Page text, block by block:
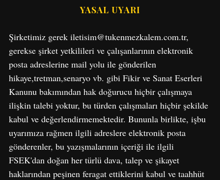
YASAL UYARI
Şirketimiz gerek iletisim@tukenmezkalem.com.tr,
gerekse şirket yetkilileri ve çalışanlarının elektronik
posta adreslerine mail yolu ile gönderilen
hikaye,tretman,senaryo vb. gibi Fikir ve Sanat Eserleri
Kanunu bakımından hak doğurucu hiçbir çalışmaya
ilişkin talebi yoktur, bu türden çalışmaları hiçbir şekilde
kabul ve değerlendirmemektedir. Bununla birlikte, işbu
uyarımıza rağmen ilgili adreslere elektronik posta
gönderenler, bu yazışmalarının içeriği ile ilgili
FSEK'dan doğan her türlü dava, talep ve şikayet
haklarından peşinen feragat ettiklerini kabul ve taahhüt
r
c
h
f
r
: